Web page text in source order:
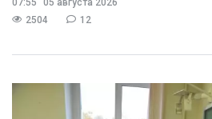
07:55
05 августа 2026
2504
12